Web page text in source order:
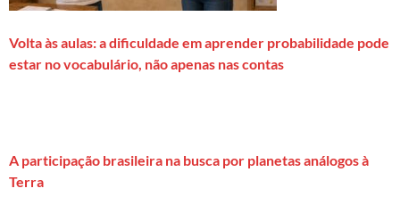
Volta às aulas: a dificuldade em aprender probabilidade pode
estar no vocabulário, não apenas nas contas
A participação brasileira na busca por planetas análogos à
Terra